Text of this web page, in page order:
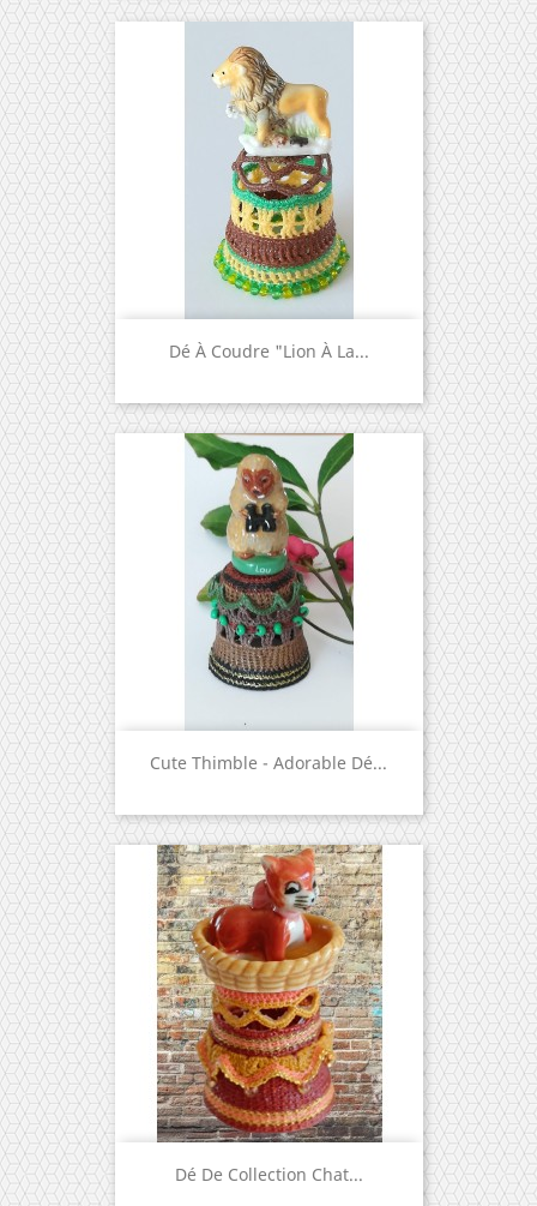
Dé À Coudre "Lion À La...
Cute Thimble - Adorable Dé...
Dé De Collection Chat...